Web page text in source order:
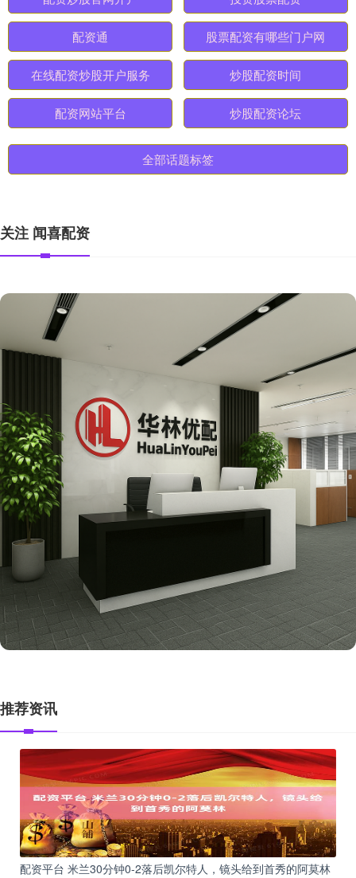
配资通 股票配资有哪些门户网
在线配资炒股开户服务 炒股配资时间
配资网站平台 炒股配资论坛
全部话题标签
关注 闻喜配资
推荐资讯
配资平台 米兰30分钟0-2落后凯尔特人，镜头给到首秀的阿莫林